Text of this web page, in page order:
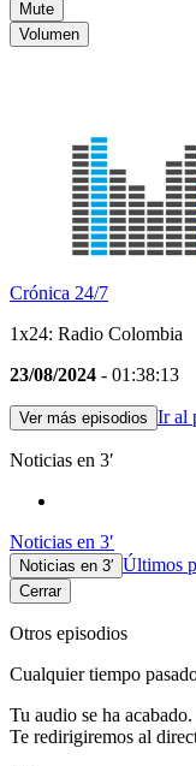
Mute
Volumen
Crónica 24/7
1x24: Radio Colombia
23/08/2024 - 01:38:13
Ver más episodios Ir al
Noticias en 3′
Noticias en 3′
Noticias en 3′ Últimos
Cerrar
Otros episodios
Cualquier tiempo
Tu audio se ha acabado.
Te redirigiremos al